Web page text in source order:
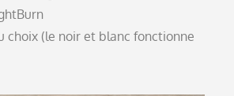
choix (le noir et blanc fonctionne